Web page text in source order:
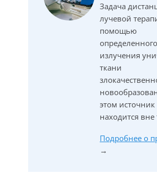
Задача
лучевой
помощью
определенного
излучения
ткани
этом источник
находится вне
Подробнее о
→